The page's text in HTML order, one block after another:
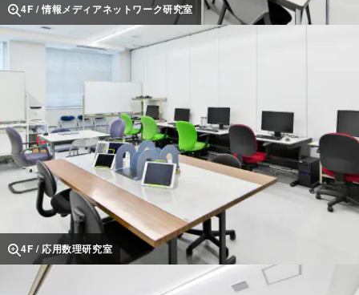
4F / 情報メディアネットワーク研究室
4F / 応用数理研究室